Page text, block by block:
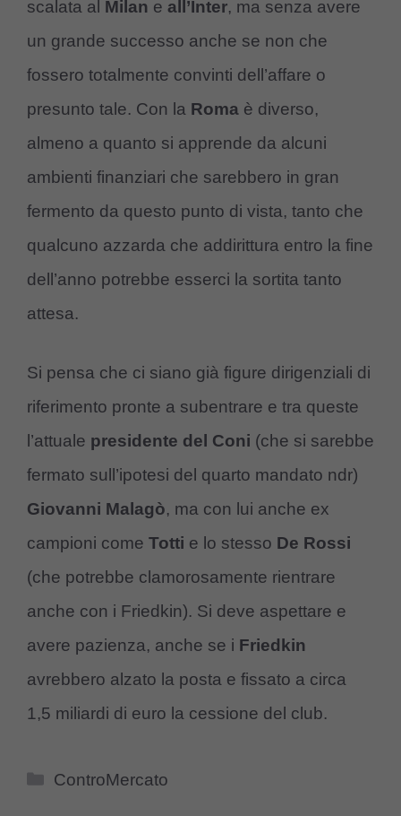
scalata al Milan e all’Inter, ma senza avere
un grande successo anche se non che
fossero totalmente convinti dell’affare o
presunto tale. Con la Roma è diverso,
almeno a quanto si apprende da alcuni
ambienti finanziari che sarebbero in gran
fermento da questo punto di vista, tanto che
qualcuno azzarda che addirittura entro la fine
dell’anno potrebbe esserci la sortita tanto
attesa.
Si pensa che ci siano già figure dirigenziali di
riferimento pronte a subentrare e tra queste
l’attuale presidente del Coni (che si sarebbe
fermato sull’ipotesi del quarto mandato ndr)
Giovanni Malagò, ma con lui anche ex
campioni come Totti e lo stesso De Rossi
(che potrebbe clamorosamente rientrare
anche con i Friedkin). Si deve aspettare e
avere pazienza, anche se i Friedkin
avrebbero alzato la posta e fissato a circa
1,5 miliardi di euro la cessione del club.
Categorie
ControMercato